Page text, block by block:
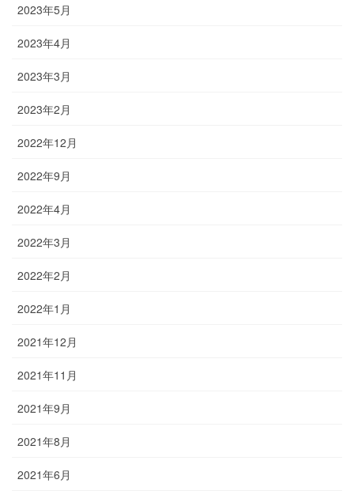
2023年5月
2023年4月
2023年3月
2023年2月
2022年12月
2022年9月
2022年4月
2022年3月
2022年2月
2022年1月
2021年12月
2021年11月
2021年9月
2021年8月
2021年6月